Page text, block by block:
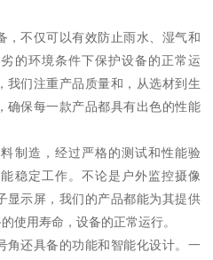
，不仅可以有效防止雨水、湿气和
的环境条件下保护设备的正常运
我们注重产品质量和，从选材到生
确保每一款产品都具有出色的性能
制造，经过严格的测试和性能验
稳定工作。不论是户外监控摄像
显示屏，我们的产品都能为其提供
使用寿命，设备的正常运行。
角还具备的功能和智能化设计。一